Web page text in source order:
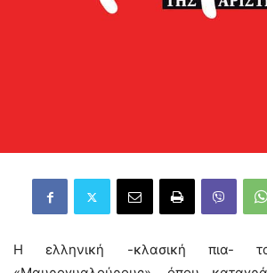
Η ελληνική -κλασική πια-